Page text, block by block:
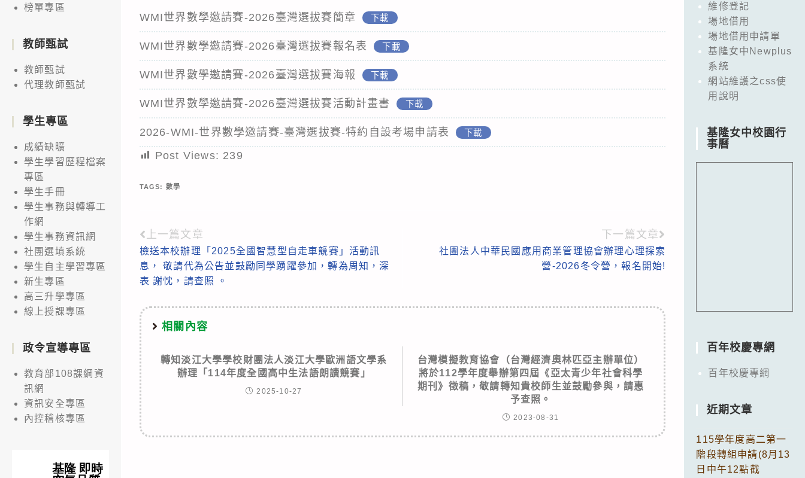
WMI世界數學邀請賽-2026臺灣選拔賽簡章 下載
WMI世界數學邀請賽-2026臺灣選拔賽報名表 下載
WMI世界數學邀請賽-2026臺灣選拔賽海報 下載
WMI世界數學邀請賽-2026臺灣選拔賽活動計畫書 下載
2026-WMI-世界數學邀請賽-臺灣選拔賽-特約自設考場申請表 下載
Post Views: 239
TAGS: 數學
Read
more
articles
上一篇文章
檢送本校辦理「2025全國智慧型自走車競賽」活動訊
息， 敬請代為公告並鼓勵同學踴躍參加，轉為周知，深
表 謝忱，請查照 。
下一篇文章
社團法人中華民國應用商業管理協會辦理心理探索
營-2026冬令營，報名開始!
相關內容
轉知淡江大學學校財團法人淡江大學歐洲語文學系
辦理「114年度全國高中生法語朗讀競賽」
2025-10-27
台灣模擬教育協會（台灣經濟奧林匹亞主辦單位）
將於112學年度舉辦第四屆《亞太青少年社會科學
期刊》徵稿，敬請轉知貴校師生並鼓勵參與，請惠
予查照。
2023-08-31
榜單專區
教師甄試
教師甄試
代理教師甄試
學生專區
成績缺曠
學生學習歷程檔案
專區
學生手冊
學生事務與轉導工
作網
學生事務資訊網
社團選填系統
學生自主學習專區
新生專區
高三升學專區
線上授課專區
政令宣導專區
教育部108課綱資
訊網
資訊安全專區
內控稽核專區
維修登記
場地借用
場地借用申請單
基隆女中Newplus
系統
網站維護之css使
用說明
基隆女中校園行
事曆
百年校慶專網
百年校慶專網
近期文章
115學年度高二第一
階段轉組申請(8月13
日中午12點截